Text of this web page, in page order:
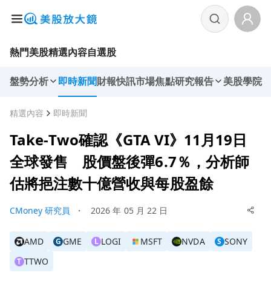
熱門美股精選內容自選股
盤勢分析 即時新聞財報快訊市場焦點研究報告 美股學院
精選內容 即時新聞
Take‑Two確認《GTA VI》11月19日
全球發售 股價盤後彈6.7％，分析師
估將挹注數十億營收與每股盈餘
CMoney 研究員 ・ 2026 年 05 月 22 日
AMD G GME L LOGI MSFT NVDA S SONY
T TTWO